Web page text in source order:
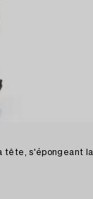
tête, s'épongeant la